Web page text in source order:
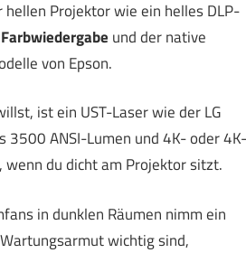
Projektor wie ein helles DLP-
Farbwiedergabe und der native
von Epson.
ist ein UST-Laser wie der LG
ANSI-Lumen und 4K- oder 4K-
wenn du dicht am Projektor sitzt.
in dunklen Räumen nimm ein
wichtig sind,